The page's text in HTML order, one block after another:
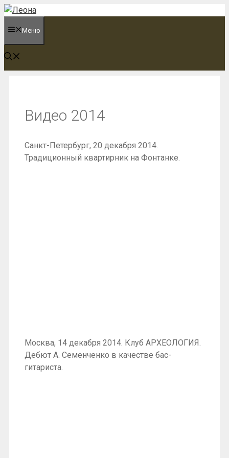
Перейти
содержимому
Меню
Видео 2014
Санкт-Петербург, 20 декабря 2014.
Традиционный квартирник на Фонтанке.
Москва, 14 декабря 2014. Клуб АРХЕОЛОГИЯ.
Дебют А. Семенченко в качестве бас-
гитариста.